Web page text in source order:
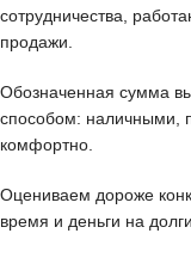
сотрудничества,
продажи.
Обозначенная сумма
способом: наличными,
комфортно.
Оцениваем дороже
время и деньги на